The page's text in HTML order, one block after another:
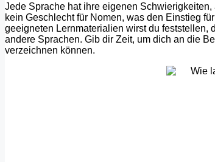
Jede Sprache hat ihre eigenen
kein Geschlecht für Nomen, was den Einstieg
geeigneten Lernmaterialien wirst du feststellen,
andere Sprachen. Gib dir Zeit, um dich an die
verzeichnen können.